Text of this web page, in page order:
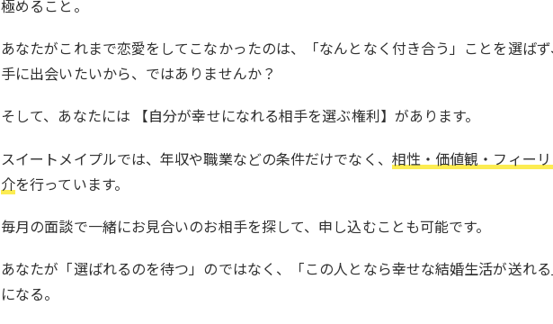
極めること。
あなたがこれまで恋愛をしてこなかったのは、「なんとなく付き合う」ことを選ば
手に出会いたいから、ではありませんか？
そして、あなたには 【自分が幸せになれる相手を選ぶ権利】があります。
スイートメイプルでは、年収や職業などの条件だけでなく、 相性・価値観・フィー
介を行っています。
毎月の面談で一緒にお見合いのお相手を探して、申し込むことも可能です。
あなたが「選ばれるのを待つ」のではなく、「この人となら幸せな結婚生活が送れ
になる。